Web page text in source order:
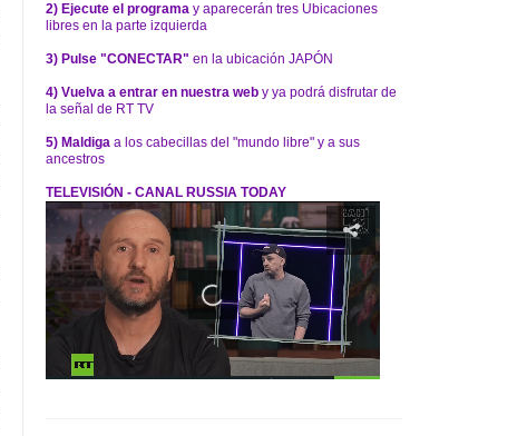
2) Ejecute el programa y aparecerán tres Ubicaciones
libres en la parte izquierda
3) Pulse "CONECTAR" en la ubicación JAPÓN
4) Vuelva a entrar en nuestra web y ya podrá disfrutar de
la señal de RT TV
5) Maldiga a los cabecillas del "mundo libre" y a sus
ancestros
TELEVISIÓN - CANAL RUSSIA TODAY